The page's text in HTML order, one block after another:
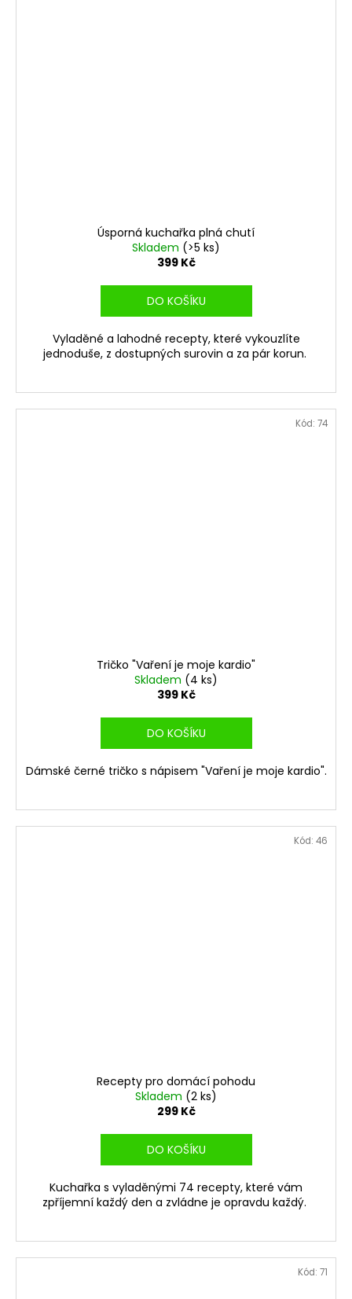
Úsporná kuchařka plná chutí
Skladem (>5 ks)
399 Kč
DO KOŠÍKU
Vyladěné a lahodné recepty, které vykouzlíte
jednoduše, z dostupných surovin a za pár korun.
Tričko "Vaření je moje kardio"
Skladem (4 ks)
399 Kč
DO KOŠÍKU
Dámské černé tričko s nápisem "Vaření je moje kardio".
Kód: 74
Recepty pro domácí pohodu
Skladem (2 ks)
299 Kč
DO KOŠÍKU
Kuchařka s vyladěnými 74 recepty, které vám
zpříjemní každý den a zvládne je opravdu každý.
Kód: 46
Kód: 71